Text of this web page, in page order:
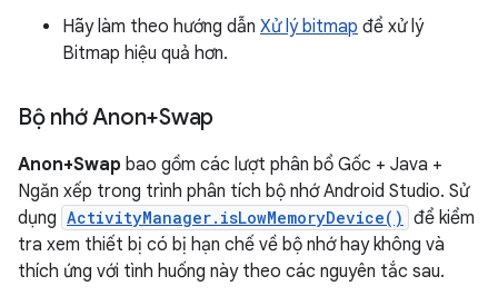
Hãy làm theo hướng dẫn Xử lý bitmap để xử lý
Bitmap hiệu quả hơn.
Bộ nhớ Anon+Swap
Anon+Swap bao gồm các lượt phân bổ Gốc + Java +
Ngăn xếp trong trình phân tích bộ nhớ Android Studio. Sử
dụng ActivityManager.isLowMemoryDevice() để kiểm
tra xem thiết bị có bị hạn chế về bộ nhớ hay không và
thích ứng với tình huống này theo các nguyên tắc sau.